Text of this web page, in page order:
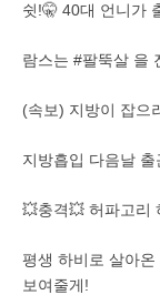
쉿!🤫 40대 언니가
람스는 #팔뚝살 을
(속보) 지방이 잡으
지방흡입 다음날
💥충격💥 허파고리
평생 하비로 살아
보여줄게!